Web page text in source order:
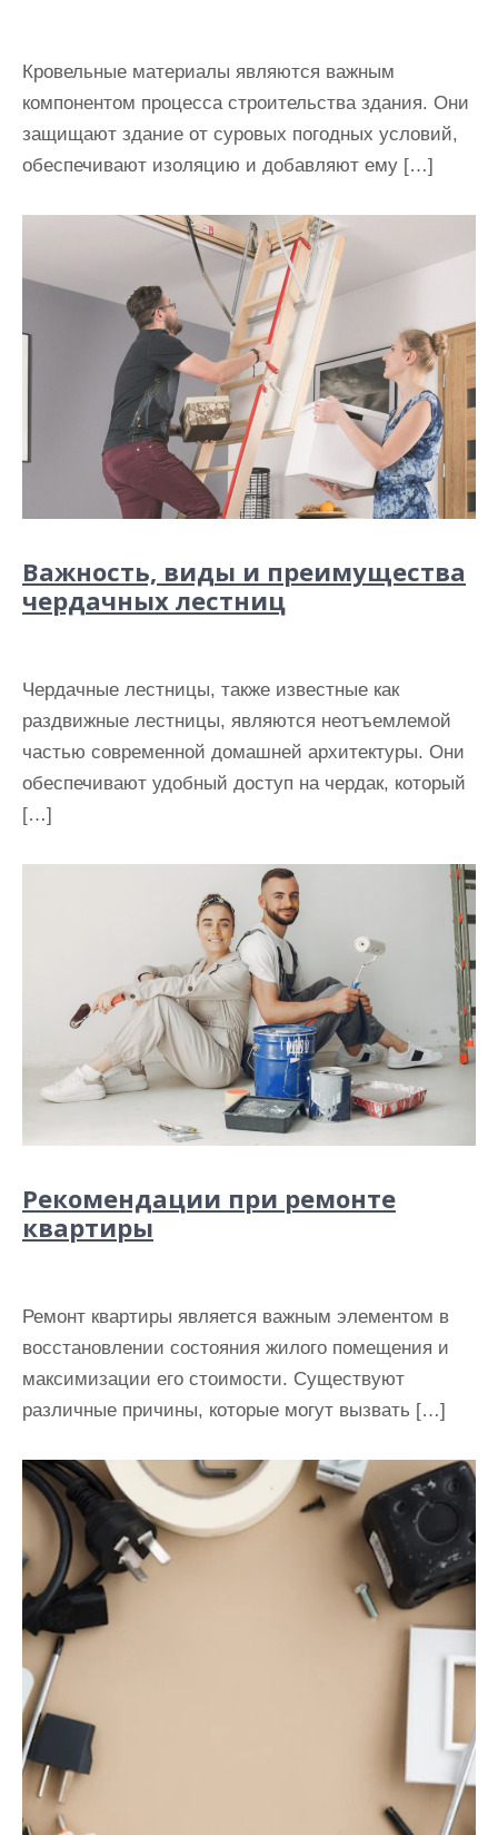
Кровельные материалы являются важным
компонентом процесса строительства здания. Они
защищают здание от суровых погодных условий,
обеспечивают изоляцию и добавляют ему […]
Важность, виды и преимущества
чердачных лестниц
Чердачные лестницы, также известные как
раздвижные лестницы, являются неотъемлемой
частью современной домашней архитектуры. Они
обеспечивают удобный доступ на чердак, который
[…]
Рекомендации при ремонте
квартиры
Ремонт квартиры является важным элементом в
восстановлении состояния жилого помещения и
максимизации его стоимости. Существуют
различные причины, которые могут вызвать […]